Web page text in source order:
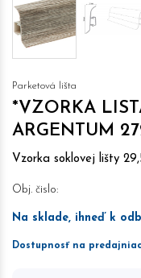
Parketová lišta
*VZORKA
ARGENTUM
Vzorka soklovej lišty
Obj. čislo:
Na sklade, ihneď k
Dostupnosť na